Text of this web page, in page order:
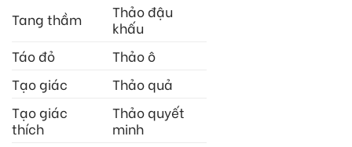
Tang thầm
Thảo đậu
khấu
Táo đỏ
Thảo ô
Tạo giác
Thảo quả
Tạo giác
thích
Thảo quyết
minh